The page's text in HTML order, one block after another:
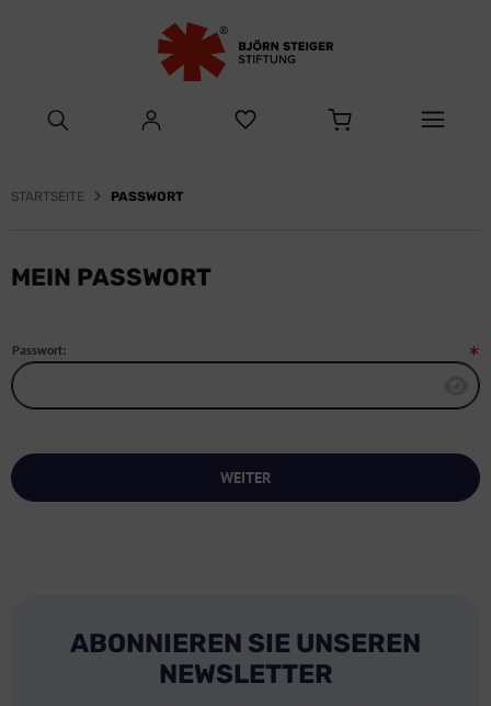
STARTSEITE PASSWORT
MEIN PASSWORT
Passwort:
WEITER
ABONNIEREN SIE UNSEREN
NEWSLETTER